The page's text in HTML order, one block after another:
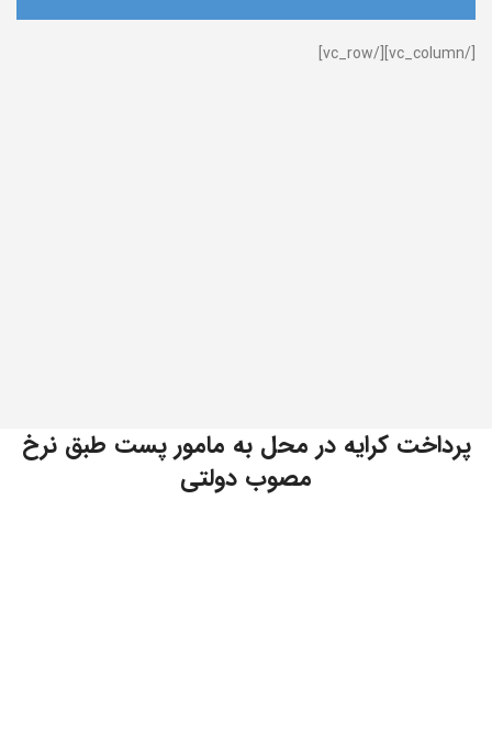
[/vc_column][/vc_row]
پرداخت کرایه در محل به مامور پست طبق نرخ
مصوب دولتی